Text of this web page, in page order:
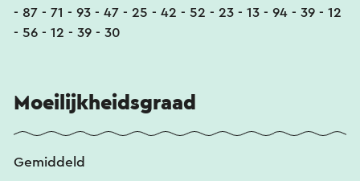
- 87 - 71 - 93 - 47 - 25 - 42 - 52 - 23 - 13 - 94 - 39 - 12
- 56 - 12 - 39 - 30
Moeilijkheidsgraad
Gemiddeld